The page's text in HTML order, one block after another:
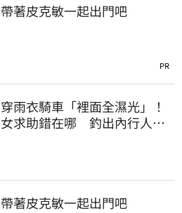
帶著皮克敏一起出門吧
PR
穿雨衣騎車「裡面全濕光」！
女求助錯在哪 釣出內行人解
帶著皮克敏一起出門吧